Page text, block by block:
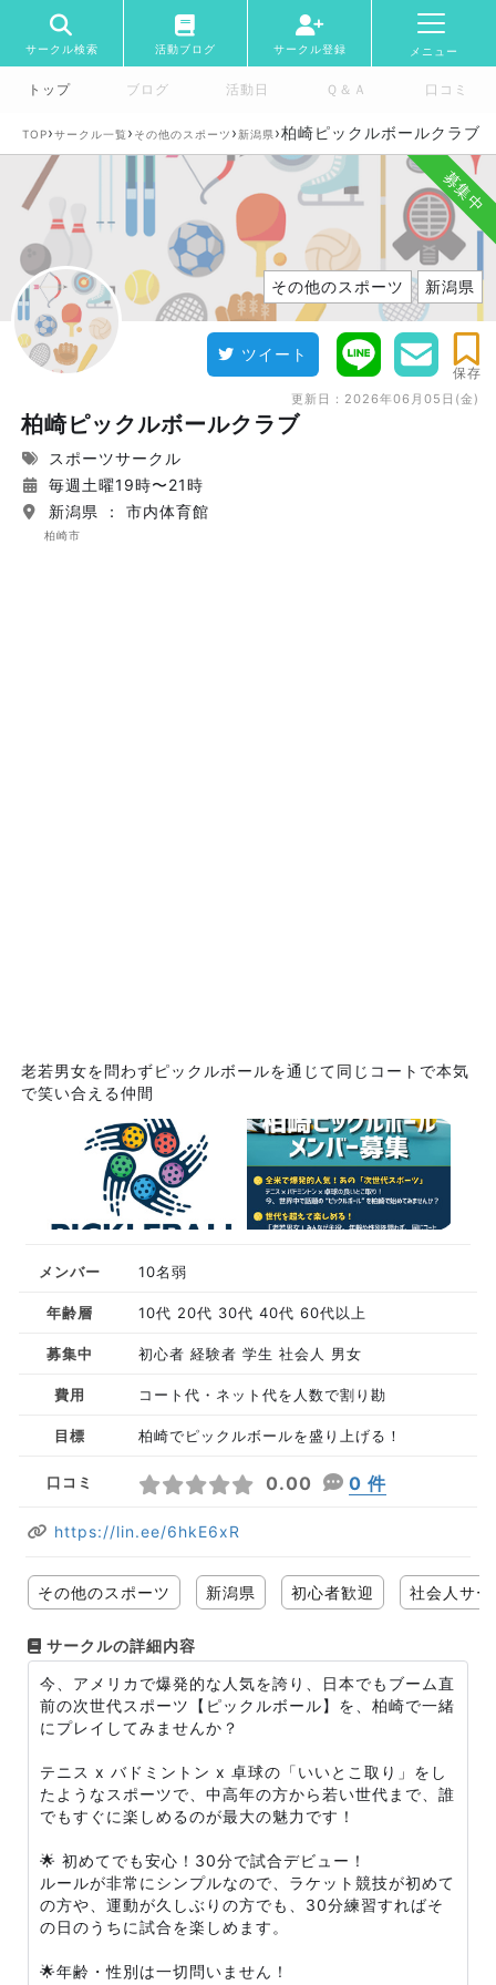
サークル検索 活動ブログ サークル登録 メニュー
トップ ブログ 活動日 Ｑ＆Ａ 口コミ
TOP›サークル一覧 › その他のスポーツ ›新潟県›柏崎ピックルボールクラブ
募集中
その他のスポーツ 新潟県
ツイート
保存
更新日： 2026年06月05日(金)
柏崎ピックルボールクラブ
スポーツサークル
毎週土曜19時〜21時
新潟県 ： 市内体育館
柏崎市
老若男女を問わずピックルボールを通じて同じコートで本気
で笑い合える仲間
メンバー 10名弱
年齢層 10代 20代 30代 40代 60代以上
募集中 初心者 経験者 学生 社会人 男女
費用 コート代・ネット代を人数で割り勘
目標 柏崎でピックルボールを盛り上げる！
口コミ 0.00 0 件
https://lin.ee/6hkE6xR
その他のスポーツ 新潟県 初心者歓迎 社会人サ
サークルの詳細内容
今、アメリカで爆発的な人気を誇り、日本でもブーム直
前の次世代スポーツ【ピックルボール】を、柏崎で一緒
にプレイしてみませんか？
テニス x バドミントン x 卓球の「いいとこ取り」をし
たようなスポーツで、中高年の方から若い世代まで、誰
でもすぐに楽しめるのが最大の魅力です！
🌟 初めてでも安心！30分で試合デビュー！
ルールが非常にシンプルなので、ラケット競技が初めて
の方や、運動が久しぶりの方でも、30分練習すればそ
の日のうちに試合を楽しめます。
🌟年齢・性別は一切問いません！